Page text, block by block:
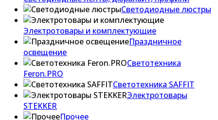
Светодиодные люстры
Электротовары и комплектующие
Праздничное
освещение
Светотехника
Feron.PRO
Светотехника SAFFIT
Электротовары
STEKKER
Прочее